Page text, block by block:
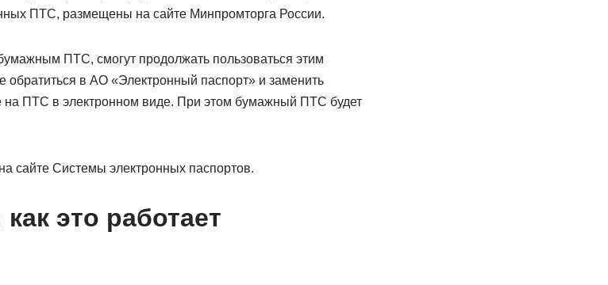
ПТС, размещены на сайте Минпромторга России.
ПТС, смогут продолжать пользоваться этим
в АО «Электронный паспорт» и заменить
ПТС в электронном виде. При этом бумажный ПТС будет
сайте Системы электронных паспортов.
это работает